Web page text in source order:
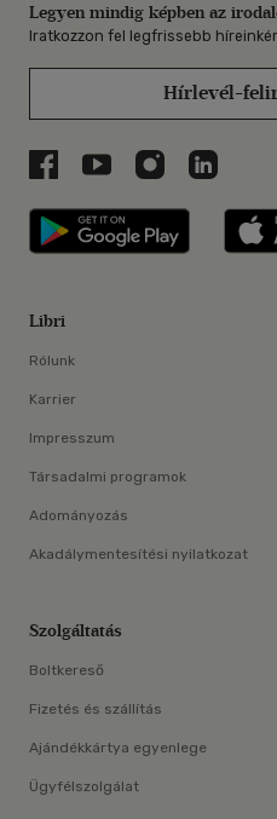
Legyen mindig képben az
Iratkozzon fel legfrissebb
Hírlevél-
Libri a Facebookon
Libri a Youtube-on
Libri azLibri a
Libri
Libri
Rólunk
Karrier
Impresszum
Társadalmi programok
Adományozás
Akadálymentesítési nyilatkozat
Szolgáltatás
Boltkereső
Fizetés és szállítás
Ajándékkártya egyenlege
Ügyfélszolgálat